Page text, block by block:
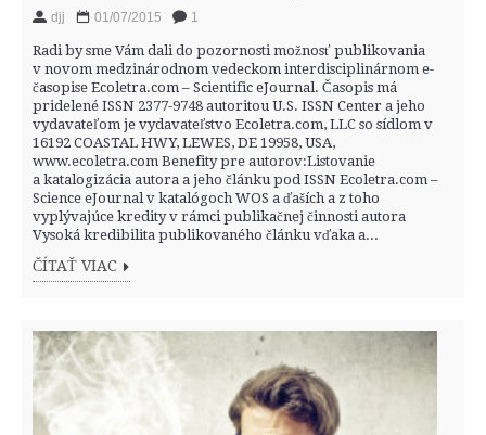
djj 01/07/2015 1
Radi by sme Vám dali do pozornosti možnosť publikovania
v novom medzinárodnom vedeckom interdisciplinárnom e-
časopise Ecoletra.com – Scientific eJournal. Časopis má
pridelené ISSN 2377-9748 autoritou U.S. ISSN Center a jeho
vydavateľom je vydavateľstvo Ecoletra.com, LLC so sídlom v
16192 COASTAL HWY, LEWES, DE 19958, USA,
www.ecoletra.com Benefity pre autorov:Listovanie
a katalogizácia autora a jeho článku pod ISSN Ecoletra.com –
Science eJournal v katalógoch WOS a ďaších a z toho
vyplývajúce kredity v rámci publikačnej činnosti autora
Vysoká kredibilita publikovaného článku vďaka a...
ČÍTAŤ VIAC